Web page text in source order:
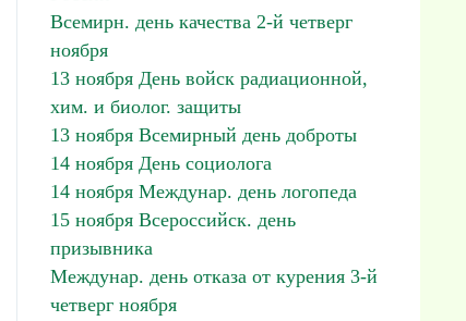
Всемирн. день качества 2-й четверг
ноября
13 ноября День войск радиационной,
хим. и биолог. защиты
13 ноября Всемирный день доброты
14 ноября День социолога
14 ноября Междунар. день логопеда
15 ноября Всероссийск. день
призывника
Междунар. день отказа от курения 3-й
четверг ноября